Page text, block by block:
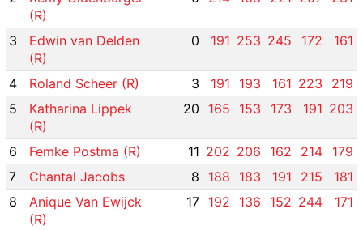
(R)
3
Edwin van Delden
(R)
0 191 253 245 172 161
4 Roland Scheer (R) 3 191 193 161 223
219
5
Katharina Lippek
(R)
20 165 153 173 191 203
6 Femke Postma (R) 11 202 206 162 214 179
7
Chantal Jacobs 8 188 183 191 215 181
8
Anique Van Ewijck
(R)
17 192 136 152 244 171